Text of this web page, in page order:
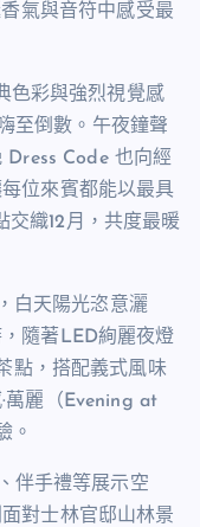
氣與音符中感受最
色彩與強烈視覺感
至倒數。午夜鐘聲
Dress Code 也向經
位來賓都能以最具
交織12月，共度最暖
白天陽光恣意灑
隨著 LED絢麗夜燈
點，搭配義式風味
萬麗（ Evening at
。
伴手禮等展示空
對士林官邸山林景